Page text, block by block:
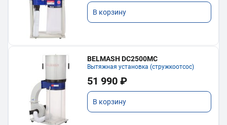
В корзину
BELMASH DC2500MC
Вытяжная установка (стружкоотсос)
51 990 ₽
В корзину